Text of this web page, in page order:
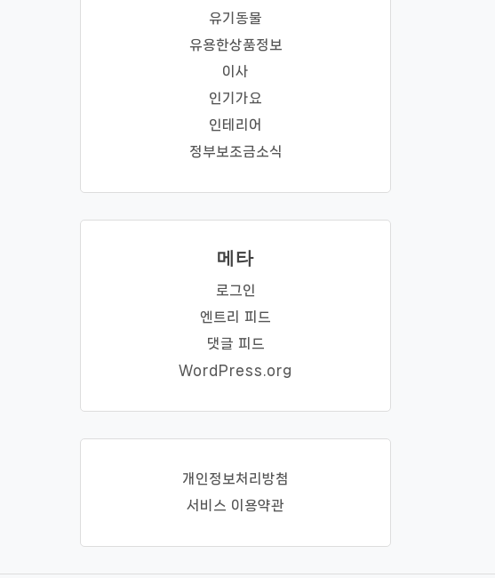
유기동물
유용한상품정보
이사
인기가요
인테리어
정부보조금소식
메타
로그인
엔트리 피드
댓글 피드
WordPress.org
개인정보처리방첨
서비스 이용약관